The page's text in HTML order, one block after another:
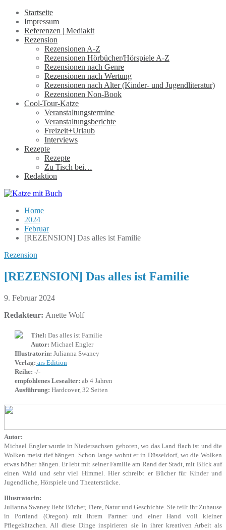
Startseite
Impressum
Referenzen | Mediakit
Rezension
Rezensionen A-Z
Rezensionen Hörbücher/Hörspiele A-Z
Rezensionen nach Genre
Rezensionen nach Wertung
Rezensionen nach Alter (Kinder- und Jugendliteratur)
Rezensionen Non-Book
Cool-Tour-Katze
Veranstaltungstermine
Veranstaltungsberichte
Freizeit+Urlaub
Interviews
Rezepte
Rezepte
Zu Tisch bei…
Redaktion
Home
2024
Februar
[REZENSION] Das alles ist Familie
Rezension
[REZENSION] Das alles ist Familie
9. Februar 2024
Redakteur: Anette Wolf
Titel: Das alles ist Familie
Autor: Michael Engler
Illustratorin: Julianna Swaney
Verlag: ars Edition
Reihe: -/-
empfohlenes Lesealter: ab 4 Jahren
Ausführung: Hardcover, 32 Seiten
Autor:
Michael Engler wurde in Niedersachsen geboren, wo das Land flach ist und die
Wolken meist tief hängen. Schon lange wohnt er in Düsseldorf, wo die Wolken
etwas höher hängen. Er lebt mit seiner Familie am Rand der Stadt, mit Blick auf
einen Wald und sehr viel Himmel. Hier schreibt er Bücher für Kinder und
Jugendliche, Hörspiele und Theaterstücke.
Illustratorin:
Julianna Swaney liebt Bücher, Tiere, Natur und Geschichte. Sie teilt ihr Zuhause
in Portland (Oregon) mit ihrem Partner und einer Hand voll kleiner
Pflegekätzchen. All diese Dinge inspirieren sie in ihrer kreativen Arbeit als